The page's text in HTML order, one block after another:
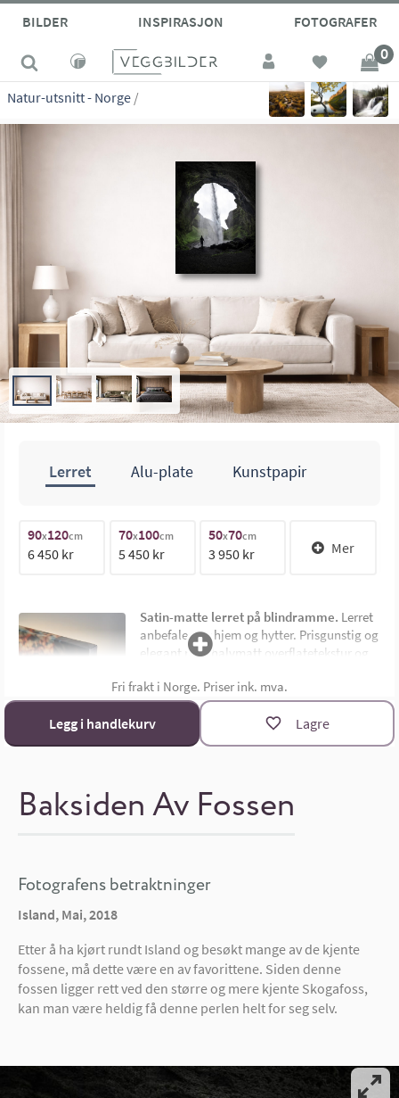
BILDER INSPIRASJON FOTOGRAFER
0
Natur-utsnitt - Norge /
Baksiden Av Fossen
Lerret Alu-plate Kunstpapir
90x120cm
6 450 kr
70x100cm
5 450 kr
50x70cm
3 950 kr Mer
Satin-matte lerret på blindramme. Lerret
anbefales for hjem og hytter. Prisgunstig og
elegant med halvmatt overflatetekstur og
limtre blindramme. Bildemål oppgis som
bredde x høyde i cm.Materialoversikt
Størrelsekalkulator
Fri frakt i Norge. Priser ink. mva.
Legg i handlekurv Lagre
Fotografens betraktninger
Island, Mai, 2018
Etter å ha kjørt rundt Island og besøkt mange av de kjente
fossene, må dette være en av favorittene. Siden denne
fossen ligger rett ved den større og mere kjente Skogafoss,
kan man være heldig få denne perlen helt for seg selv.